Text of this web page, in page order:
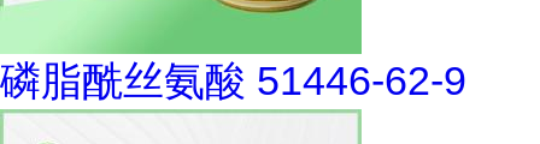
磷脂酰丝氨酸 51446-62-9